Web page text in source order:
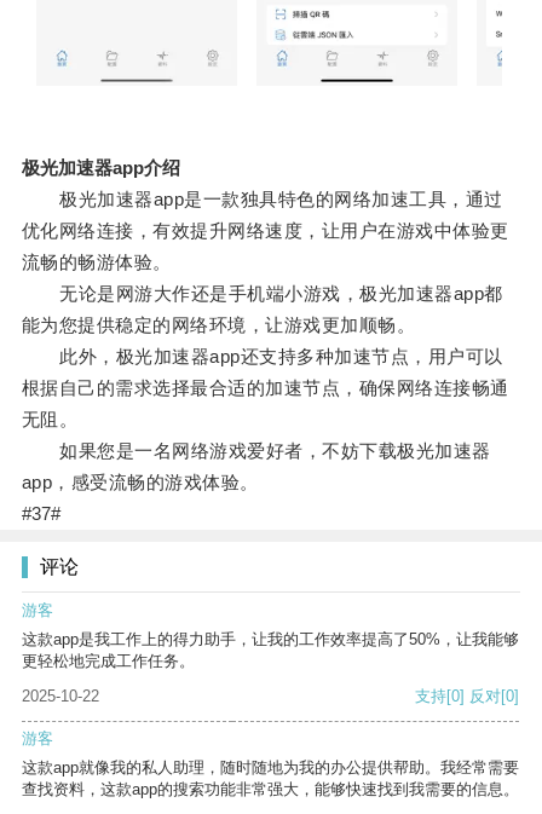
极光加速器app介绍
极光加速器app是一款独具特色的网络加速工具，通过
优化网络连接，有效提升网络速度，让用户在游戏中体验更
流畅的畅游体验。
无论是网游大作还是手机端小游戏，极光加速器app都
能为您提供稳定的网络环境，让游戏更加顺畅。
此外，极光加速器app还支持多种加速节点，用户可以
根据自己的需求选择最合适的加速节点，确保网络连接畅通
无阻。
如果您是一名网络游戏爱好者，不妨下载极光加速器
app，感受流畅的游戏体验。
#37#
评论
游客
这款app是我工作上的得力助手，让我的工作效率提高了50%，让我能够
更轻松地完成工作任务。
2025-10-22
支持[0] 反对[0]
游客
这款app就像我的私人助理，随时随地为我的办公提供帮助。我经常需要
查找资料，这款app的搜索功能非常强大，能够快速找到我需要的信息。